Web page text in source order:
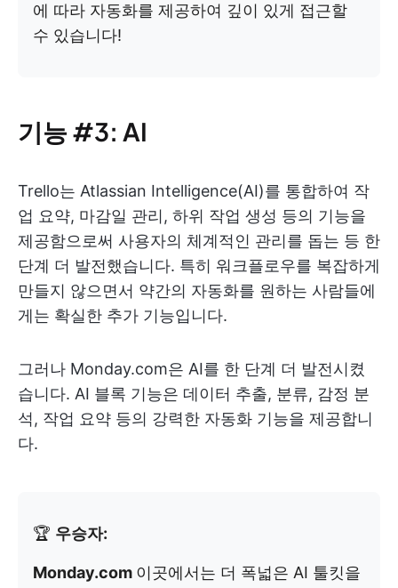
에 따라 자동화를 제공하여 깊이 있게 접근할
수 있습니다!
기능 #3: AI
Trello는 Atlassian Intelligence(AI)를 통합하여 작
업 요약, 마감일 관리, 하위 작업 생성 등의 기능을
제공함으로써 사용자의 체계적인 관리를 돕는 등 한
단계 더 발전했습니다. 특히 워크플로우를 복잡하게
만들지 않으면서 약간의 자동화를 원하는 사람들에
게는 확실한 추가 기능입니다.
그러나 Monday.com은 AI를 한 단계 더 발전시켰
습니다. AI 블록 기능은 데이터 추출, 분류, 감정 분
석, 작업 요약 등의 강력한 자동화 기능을 제공합니
다.
🏆 우승자:
Monday.com 이곳에서는 더 폭넓은 AI 툴킷을